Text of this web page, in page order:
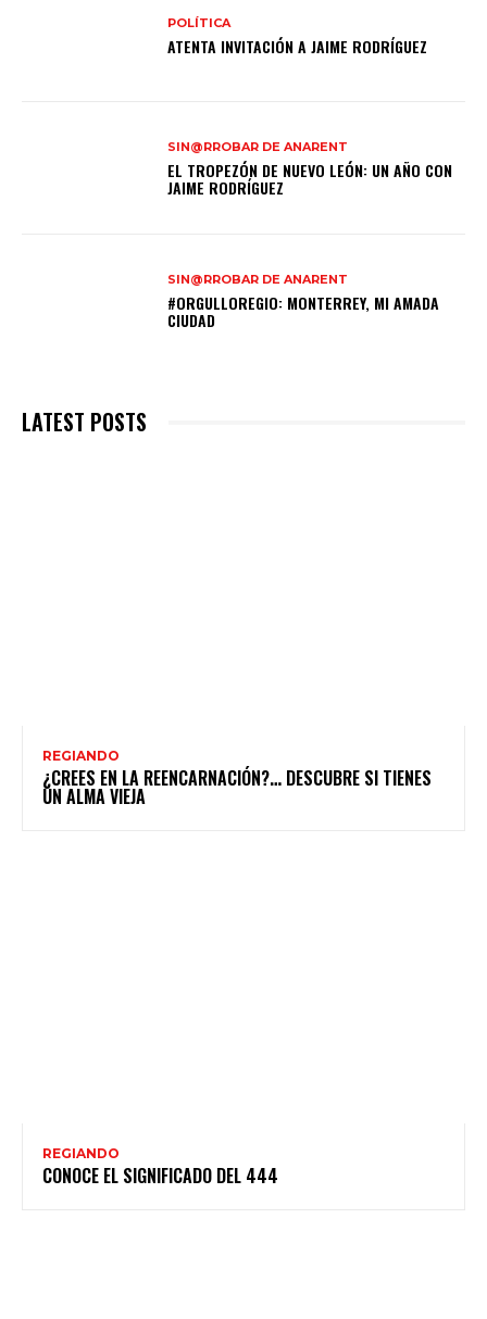
POLÍTICA
ATENTA INVITACIÓN A JAIME RODRÍGUEZ
SIN@RROBAR DE ANARENT
EL TROPEZÓN DE NUEVO LEÓN: UN AÑO CON
JAIME RODRÍGUEZ
SIN@RROBAR DE ANARENT
#ORGULLOREGIO: MONTERREY, MI AMADA
CIUDAD
LATEST POSTS
REGIANDO
¿CREES EN LA REENCARNACIÓN?… DESCUBRE SI TIENES
UN ALMA VIEJA
REGIANDO
CONOCE EL SIGNIFICADO DEL 444